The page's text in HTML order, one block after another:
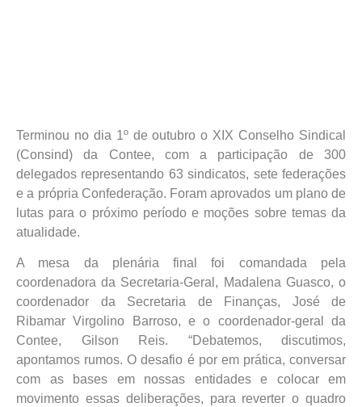
Terminou no dia 1º de outubro o XIX Conselho Sindical
(Consind) da Contee, com a participação de 300
delegados representando 63 sindicatos, sete federações
e a própria Confederação. Foram aprovados um plano de
lutas para o próximo período e moções sobre temas da
atualidade.
A mesa da plenária final foi comandada pela
coordenadora da Secretaria-Geral, Madalena Guasco, o
coordenador da Secretaria de Finanças, José de
Ribamar Virgolino Barroso, e o coordenador-geral da
Contee, Gilson Reis. “Debatemos, discutimos,
apontamos rumos. O desafio é por em prática, conversar
com as bases em nossas entidades e colocar em
movimento essas deliberações, para reverter o quadro